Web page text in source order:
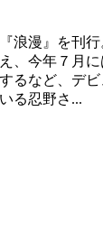
浪漫』を刊
、今年７月
るなど、デ
る忍野さ...